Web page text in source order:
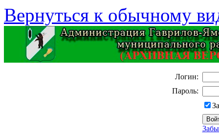
Вернуться к обычному
Логин:
Пароль: